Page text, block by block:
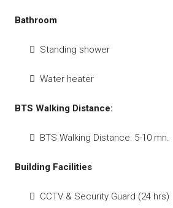
Bathroom
Standing shower
Water heater
BTS Walking Distance:
BTS Walking Distance: 5-10 mn.
Building Facilities
CCTV & Security Guard (24 hrs)